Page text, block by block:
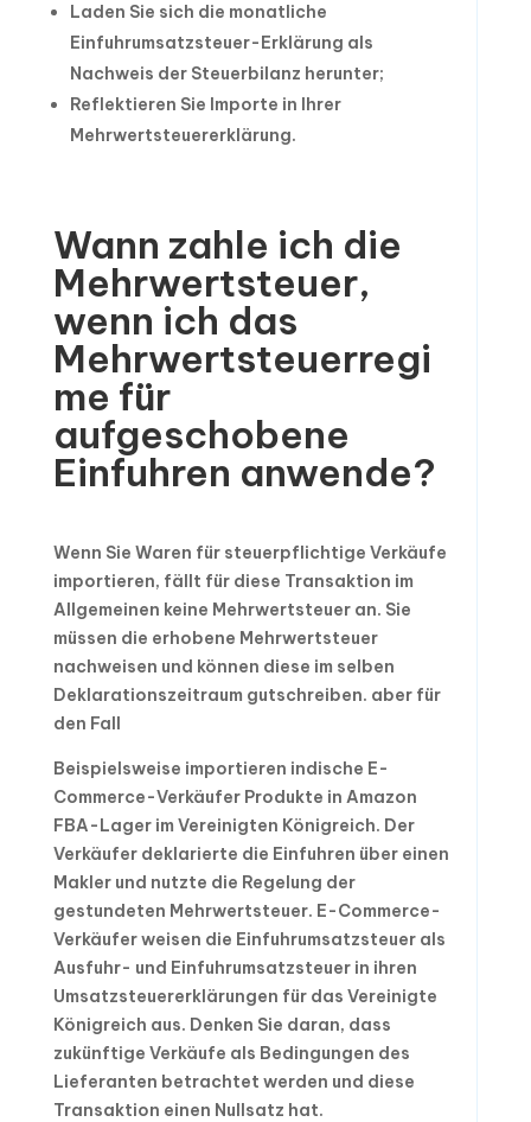
Laden Sie sich die monatliche
Einfuhrumsatzsteuer-Erklärung als
Nachweis der Steuerbilanz herunter;
Reflektieren Sie Importe in Ihrer
Mehrwertsteuererklärung.
Wann zahle ich die
Mehrwertsteuer,
wenn ich das
Mehrwertsteuerregi
me für
aufgeschobene
Einfuhren anwende?
Wenn Sie Waren für steuerpflichtige Verkäufe
importieren, fällt für diese Transaktion im
Allgemeinen keine Mehrwertsteuer an. Sie
müssen die erhobene Mehrwertsteuer
nachweisen und können diese im selben
Deklarationszeitraum gutschreiben. aber für
den Fall
Beispielsweise importieren indische E-
Commerce-Verkäufer Produkte in Amazon
FBA-Lager im Vereinigten Königreich. Der
Verkäufer deklarierte die Einfuhren über einen
Makler und nutzte die Regelung der
gestundeten Mehrwertsteuer. E-Commerce-
Verkäufer weisen die Einfuhrumsatzsteuer als
Ausfuhr- und Einfuhrumsatzsteuer in ihren
Umsatzsteuererklärungen für das Vereinigte
Königreich aus. Denken Sie daran, dass
zukünftige Verkäufe als Bedingungen des
Lieferanten betrachtet werden und diese
Transaktion einen Nullsatz hat.